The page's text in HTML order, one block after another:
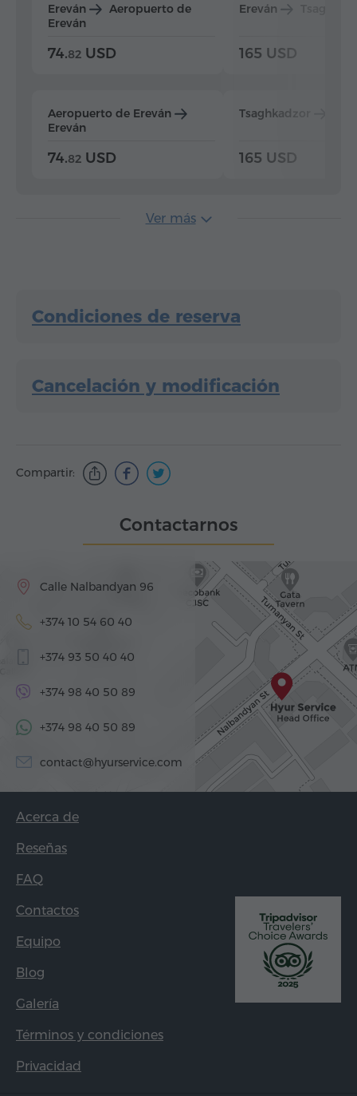
Ereván
Aeropuerto de
Ereván
74.82 USD
Aeropuerto de Ereván
Ereván
74.82 USD
Ereván
165 USD
Tsaghkadzor
165 USD
Ver más
Condiciones de reserva
Cancelación y modificación
Compartir:
Contactarnos
Calle Nalbandyan 96
+374 10 54 60 40
+374 93 50 40 40
+374 98 40 50 89
+374 98 40 50 89
contact@hyurservice.com
Acerca de
Reseñas
FAQ
Contactos
Equipo
Blog
Galería
Términos y condiciones
Privacidad